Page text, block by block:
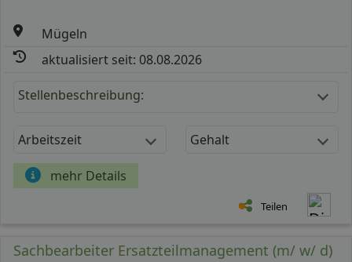
Mügeln
aktualisiert seit: 08.08.2026
Stellenbeschreibung:
Arbeitszeit Gehalt
mehr Details
Teilen
Sachbearbeiter Ersatzteilmanagement (m/ w/ d)